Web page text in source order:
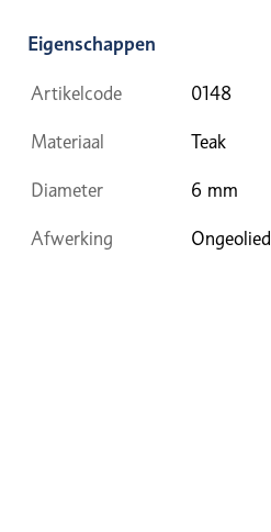
Eigenschappen
Artikelcode 0148
Materiaal Teak
Diameter 6 mm
Afwerking Ongeolied